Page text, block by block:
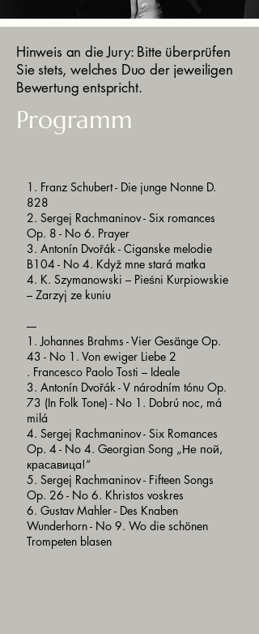
Hinweis an die Jury: Bitte überprüfen
Sie stets, welches Duo der jeweiligen
Bewertung entspricht.
Programm
1. Franz Schubert - Die junge Nonne D.
828
2. Sergej Rachmaninov - Six romances
Op. 8 - No 6. Prayer
3. Antonín Dvořák - Ciganske melodie
B104 - No 4. Když mne stará matka
4. K. Szymanowski – Pieśni Kurpiowskie
– Zarzyj ze kuniu
----
1. Johannes Brahms - Vier Gesänge Op.
43 - No 1. Von ewiger Liebe 2
. Francesco Paolo Tosti – Ideale
3. Antonín Dvořák - V národním tónu Op.
73 (In Folk Tone) - No 1. Dobrú noc, má
milá
4. Sergej Rachmaninov - Six Romances
Op. 4 - No 4. Georgian Song „Не пой,
красавицa!“
5. Sergej Rachmaninov - Fifteen Songs
Op. 26 - No 6. Khristos voskres
6. Gustav Mahler - Des Knaben
Wunderhorn - No 9. Wo die schönen
Trompeten blasen